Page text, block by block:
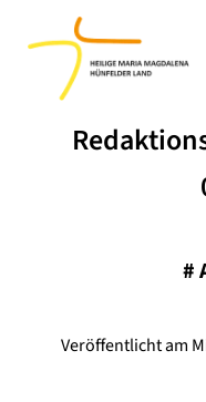
#
Veröffentlicht am